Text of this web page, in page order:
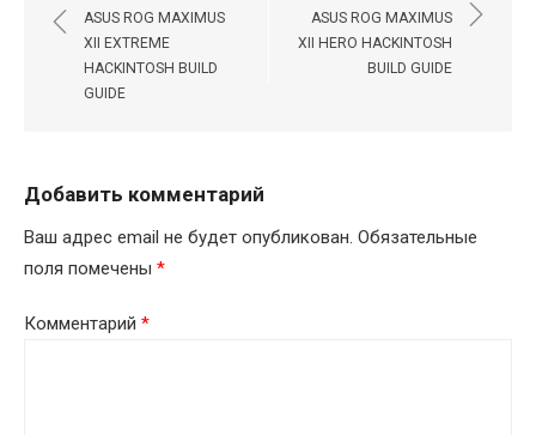
по
записям
ASUS ROG MAXIMUS
XII EXTREME
HACKINTOSH BUILD
GUIDE
ASUS ROG MAXIMUS
XII HERO HACKINTOSH
BUILD GUIDE
Добавить комментарий
Ваш адрес email не будет опубликован. Обязательные
поля помечены *
Комментарий *